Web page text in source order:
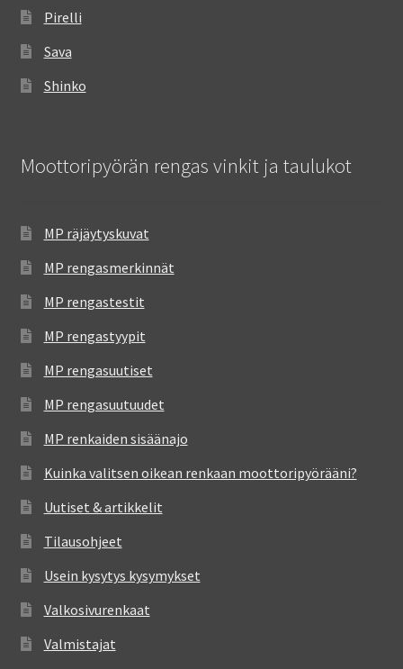
Pirelli
Sava
Shinko
Moottoripyörän rengas vinkit ja taulukot
MP räjäytyskuvat
MP rengasmerkinnät
MP rengastestit
MP rengastyypit
MP rengasuutiset
MP rengasuutuudet
MP renkaiden sisäänajo
Kuinka valitsen oikean renkaan moottoripyörääni?
Uutiset & artikkelit
Tilausohjeet
Usein kysytys kysymykset
Valkosivurenkaat
Valmistajat